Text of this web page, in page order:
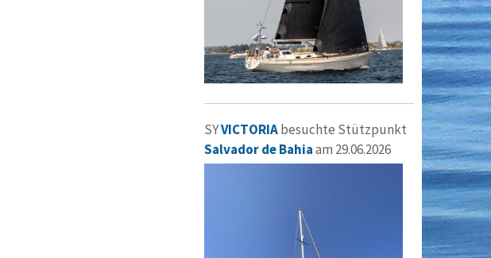
SYVICTORIAbesuchte Stützpunkt
Salvador de Bahiaam 29.06.2026